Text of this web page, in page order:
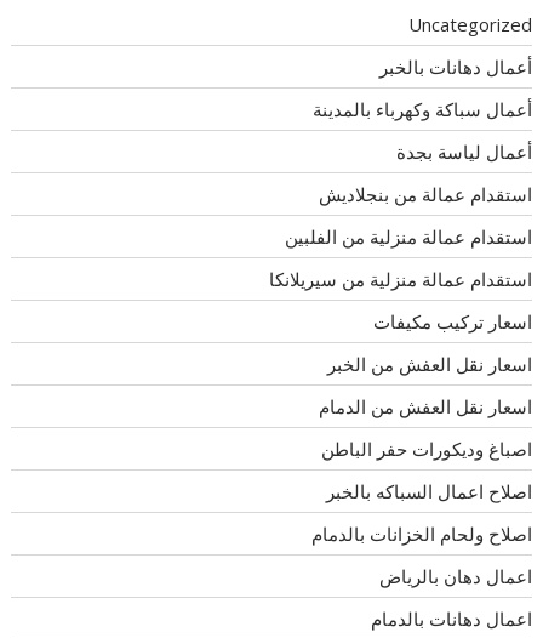
Uncategorized
أعمال دهانات بالخبر
أعمال سباكة وكهرباء بالمدينة
أعمال لياسة بجدة
استقدام عمالة من بنجلاديش
استقدام عمالة منزلية من الفلبين
استقدام عمالة منزلية من سيريلانكا
اسعار تركيب مكيفات
اسعار نقل العفش من الخبر
اسعار نقل العفش من الدمام
اصباغ وديكورات حفر الباطن
اصلاح اعمال السباكه بالخبر
اصلاح ولحام الخزانات بالدمام
اعمال دهان بالرياض
اعمال دهانات بالدمام